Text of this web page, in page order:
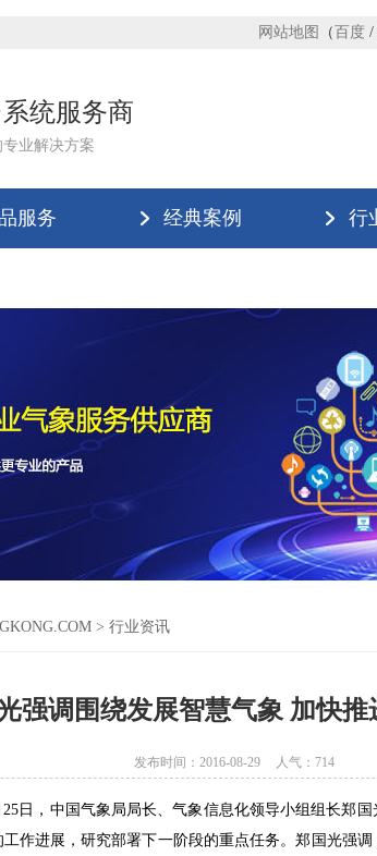
网站地图 （ 百度 /
统服务商
业解决方案
服务 经典案例 行
> 行业资讯
强调围绕发展智慧气象 加快推
发布时间：2016-08-29 人气： 714
日，中国气象局局长、气象信息化领导小组组长郑
作进展，研究部署下一阶段的重点任务。郑国光强